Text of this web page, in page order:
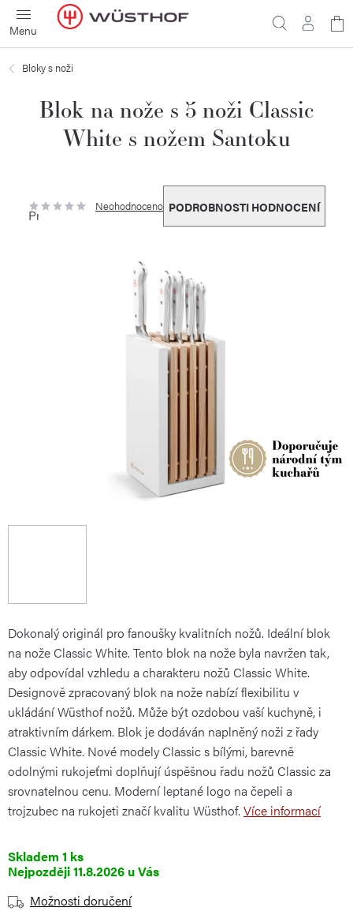
Přejít
na
obsah
Bloky s noži
Blok na nože s 5 noži Classic
White s nožem Santoku
Průměrné
hodnocení
Neohodnoceno PODROBNOSTI HODNOCENÍ
Dokonalý originál pro fanoušky kvalitních nožů. Ideální blok
na nože Classic White. Tento blok na nože byla navržen tak,
aby odpovídal vzhledu a charakteru nožů Classic White.
Designově zpracovaný blok na nože nabízí flexibilitu v
ukládání Wüsthof nožů. Může být ozdobou vaší kuchyně, i
atraktivním dárkem. Blok je dodáván naplněný noži z řady
Classic White. Nové modely Classic s bílými, barevně
odolnými rukojeťmi doplňují úspěšnou řadu nožů Classic za
srovnatelnou cenu. Moderní leptané logo na čepeli a
trojzubec na rukojeti značí kvalitu Wüsthof. Více informací
Skladem 1 ks
11.8.2026
Možnosti doručení